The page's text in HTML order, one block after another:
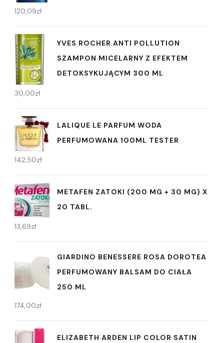
120,09zł
YVES ROCHER ANTI POLLUTION
SZAMPON MICELARNY Z EFEKTEM
DETOKSYKUJĄCYM 300 ML
30,00zł
LALIQUE LE PARFUM WODA
PERFUMOWANA 100ML TESTER
142,50zł
METAFEN ZATOKI (200 MG + 30 MG) X
20 TABL.
13,69zł
GIARDINO BENESSERE ROSA DOROTEA
PERFUMOWANY BALSAM DO CIAŁA
250 ML
174,00zł
ELIZABETH ARDEN LIP COLOR SATIN